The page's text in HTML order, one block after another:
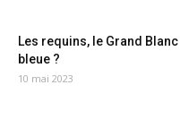
Les requins, le Grand
bleue ?
10 mai 2023